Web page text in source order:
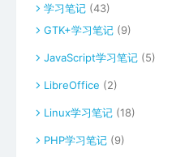
学习笔记 (43)
GTK+学习笔记 (9)
JavaScript学习笔记 (5)
LibreOffice (2)
Linux学习笔记 (18)
PHP学习笔记 (9)